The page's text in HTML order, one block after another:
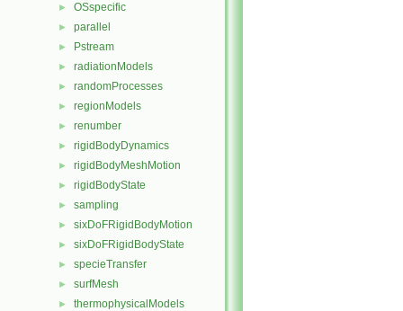
► OSspecific
► parallel
► Pstream
► radiationModels
► randomProcesses
► regionModels
► renumber
► rigidBodyDynamics
► rigidBodyMeshMotion
► rigidBodyState
► sampling
► sixDoFRigidBodyMotion
► sixDoFRigidBodyState
► specieTransfer
► surfMesh
► thermophysicalModels